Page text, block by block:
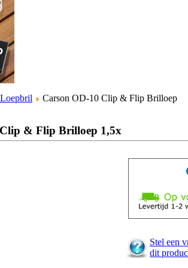
Loepbril
Carson OD-10 Clip & Flip Brilloep
& Flip Brilloep 1,5x
Stel een
dit